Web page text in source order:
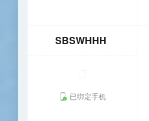
SBSWHHH
已绑定手机